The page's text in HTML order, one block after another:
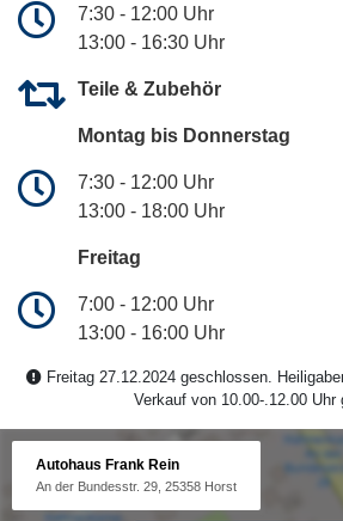
7:30 - 12:00 Uhr
13:00 - 16:30 Uhr
Teile & Zubehör
Montag bis Donnerstag
7:30 - 12:00 Uhr
13:00 - 18:00 Uhr
Freitag
7:00 - 12:00 Uhr
13:00 - 16:00 Uhr
Freitag 27.12.2024 geschlossen.
Verkauf von 10.00-.12.00 Uhr
Autohaus Frank Rein
An der Bundesstr. 29, 25358 Horst